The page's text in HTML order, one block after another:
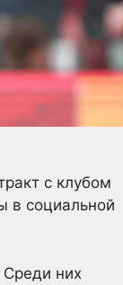
с клубом
в социальной
них